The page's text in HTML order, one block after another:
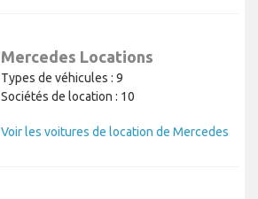
Mercedes Locations
Types de véhicules : 9
Sociétés de location : 10
Voir les voitures de location de Mercedes